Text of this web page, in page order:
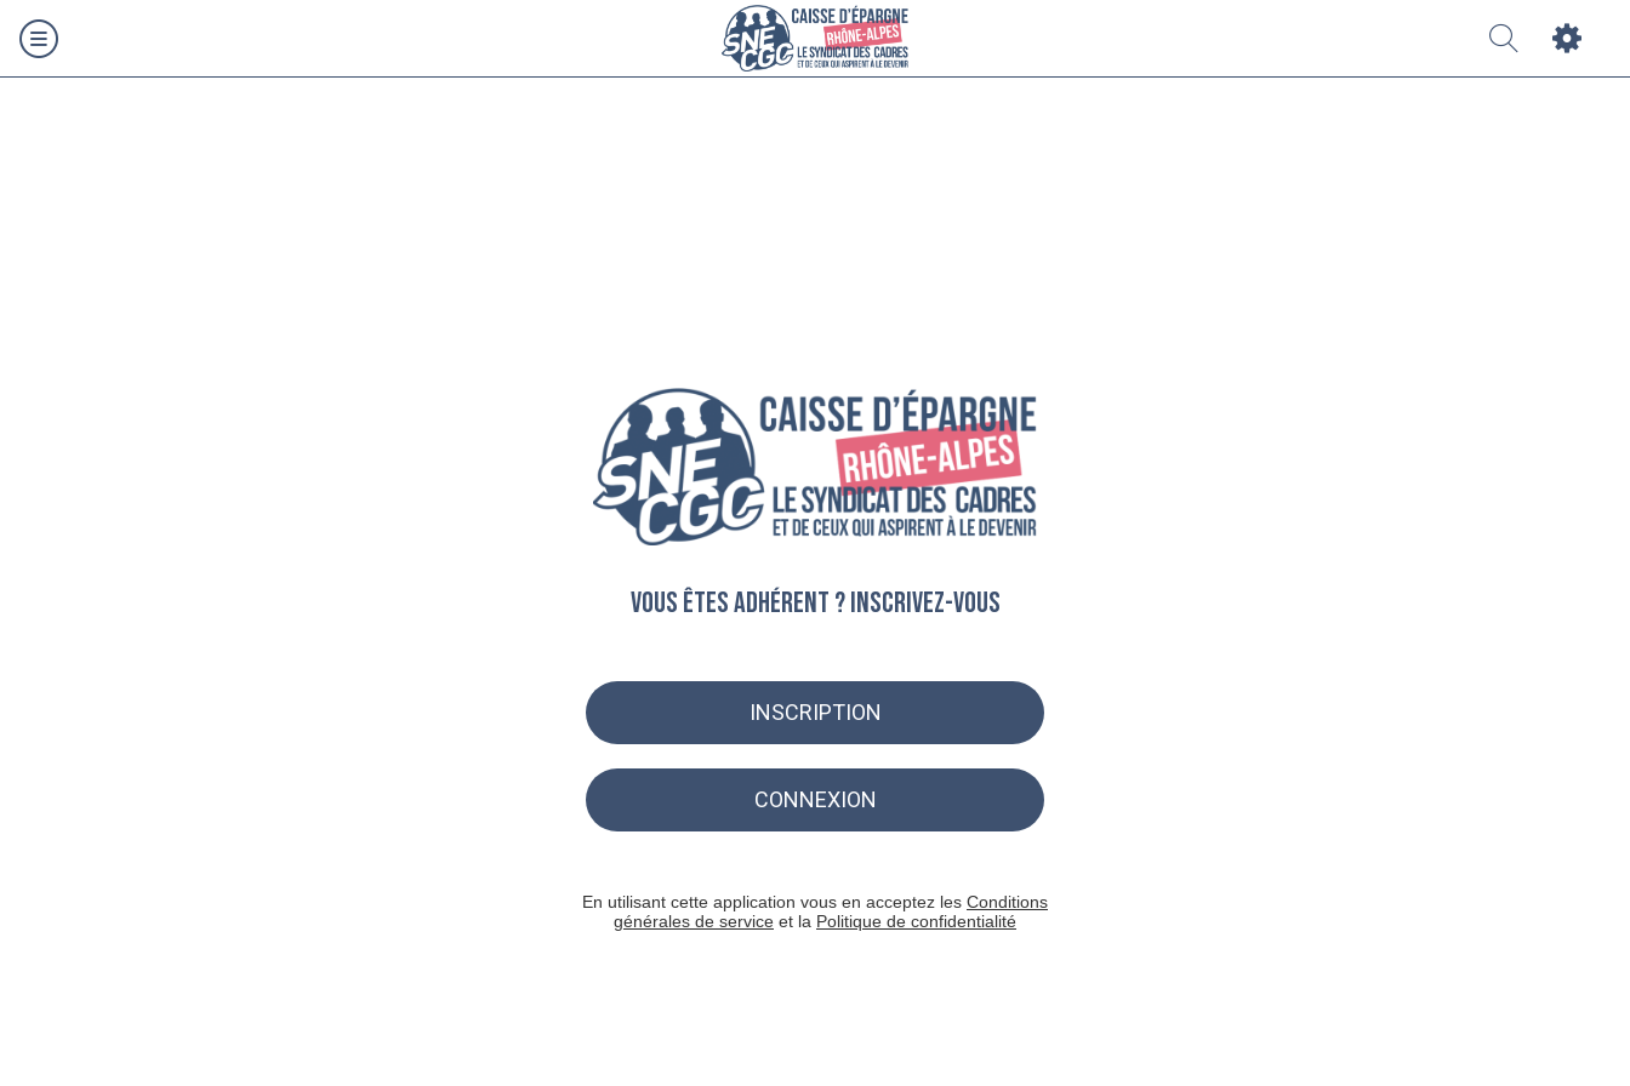
Vous êtes adhérent ? Inscrivez-vous
INSCRIPTION
CONNEXION
En utilisant cette application vous en acceptez les Conditions
générales de service et la Politique de confidentialité